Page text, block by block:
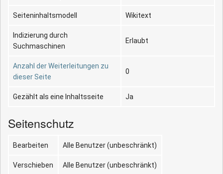
Seiteninhaltsmodell Wikitext
Indizierung durch
Suchmaschinen
Erlaubt
Anzahl der Weiterleitungen zu
dieser Seite
0
Gezählt als eine Inhaltsseite Ja
Seitenschutz
Bearbeiten Alle Benutzer (unbeschränkt)
Verschieben Alle Benutzer (unbeschränkt)